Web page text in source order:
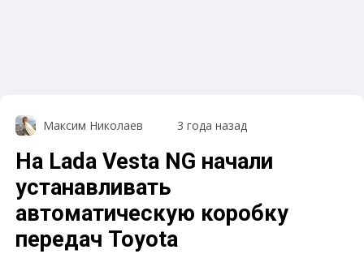
Максим Николаев 3 года назад
На Lada Vesta NG начали
устанавливать
автоматическую коробку
передач Toyota